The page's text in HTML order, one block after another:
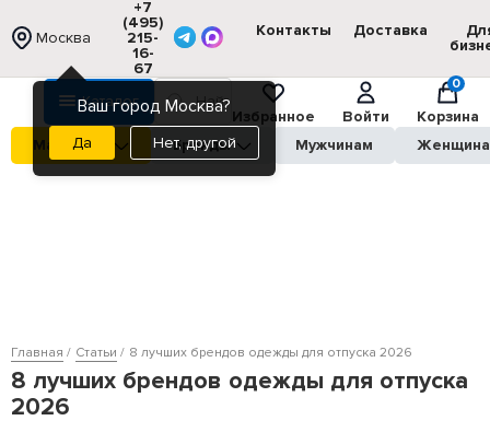
Москва
Ваш город Москва?
Нет, другой
+7
(495)
215-
16-
67
Контакты Доставка
Каталог
Избранное
Войти
0
Корзина
Магазины
Бренды Мужчинам
Главная Статьи 8 лучших брендов одежды для отпуска 2026
8 лучших брендов одежды для отпуска
2026